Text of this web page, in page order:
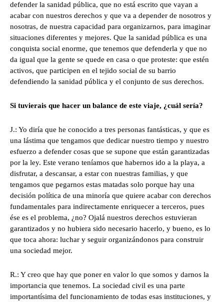
defender la sanidad pública, que no está escrito que vayan a
acabar con nuestros derechos y que va a depender de nosotros y
nosotras, de nuestra capacidad para organizarnos, para imaginar
situaciones diferentes y mejores. Que la sanidad pública es una
conquista social enorme, que tenemos que defenderla y que no
da igual que la gente se quede en casa o que proteste: que estén
activos, que participen en el tejido social de su barrio
defendiendo la sanidad pública y el conjunto de sus derechos.
Si tuvierais que hacer un balance de este viaje, ¿cuál sería?
J.: Yo diría que he conocido a tres personas fantásticas, y que es
una lástima que tengamos que dedicar nuestro tiempo y nuestro
esfuerzo a defender cosas que se supone que están garantizadas
por la ley. Este verano teníamos que habernos ido a la playa, a
disfrutar, a descansar, a estar con nuestras familias, y que
tengamos que pegarnos estas matadas solo porque hay una
decisión política de una minoría que quiere acabar con derechos
fundamentales para indirectamente enriquecer a terceros, pues
ése es el problema, ¿no? Ojalá nuestros derechos estuvieran
garantizados y no hubiera sido necesario hacerlo, y bueno, es lo
que toca ahora: luchar y seguir organizándonos para construir
una sociedad mejor.
R.: Y creo que hay que poner en valor lo que somos y darnos la
importancia que tenemos. La sociedad civil es una parte
importantísima del funcionamiento de todas esas instituciones, y